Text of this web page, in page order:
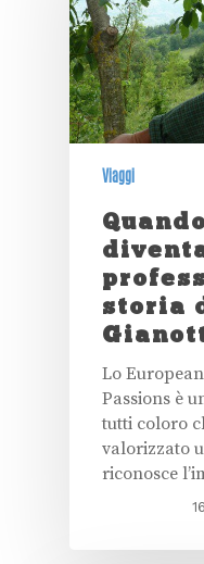
Viaggi
storia
Lo
Passions è
tutti coloro
valorizzato
riconosce